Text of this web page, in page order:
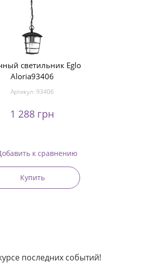
светильник Eglo
Aloria93406
Артикул: 93406
1 288 грн
к сравнению
Купить
последних событий!